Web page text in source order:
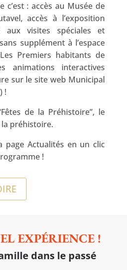
c’est : accès au Musée de
accès à l’exposition
aux visites spéciales et
supplément à l’espace
Premiers habitants de
animations interactives
sur le site web Municipal
!
de la Préhistoire”, le
préhistoire.
page Actualités en un clic
!
EXPÉRIENCE !
dans le passé